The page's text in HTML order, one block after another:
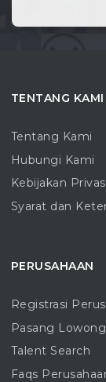
TENTANG KAMI
Tentang Kami
Hubungi Kami
Kebijakan
Syarat dan
PERUSAHAAN
Registrasi
Pasang
Talent Search
Faqs